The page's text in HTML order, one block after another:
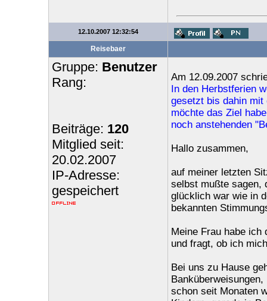
12.10.2007 12:32:54
Reisebaer
Gruppe: Benutzer
Rang:
Beiträge: 120
Mitglied seit:
20.02.2007
IP-Adresse:
gespeichert
Am 12.09.2007
In den Herbstferien
gesetzt bis dahin mit
möchte das Ziel
noch anstehenden
Hallo zusammen,
auf meiner letzten
selbst mußte sagen,
glücklich war wie in
bekannten
Meine Frau habe ich
und fragt, ob ich
Bei uns zu Hause
schon seit Monaten